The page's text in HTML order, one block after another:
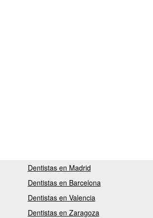
Dentistas en Madrid
Dentistas en Barcelona
Dentistas en Valencia
Dentistas en Zaragoza